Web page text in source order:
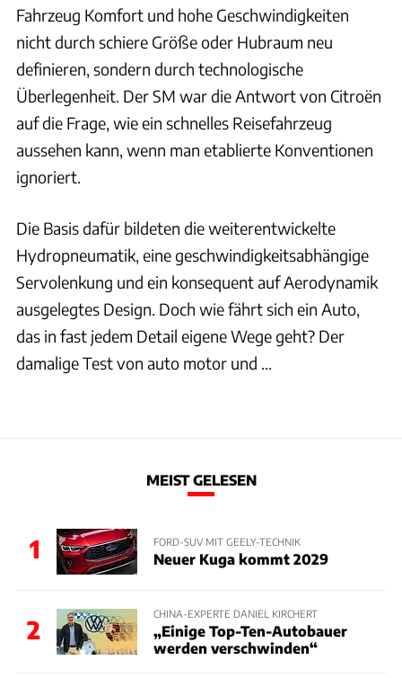
Fahrzeug Komfort und hohe Geschwindigkeiten
nicht durch schiere Größe oder Hubraum neu
definieren, sondern durch technologische
Überlegenheit. Der SM war die Antwort von Citroën
auf die Frage, wie ein schnelles Reisefahrzeug
aussehen kann, wenn man etablierte Konventionen
ignoriert.
Die Basis dafür bildeten die weiterentwickelte
Hydropneumatik, eine geschwindigkeitsabhängige
Servolenkung und ein konsequent auf Aerodynamik
ausgelegtes Design. Doch wie fährt sich ein Auto,
das in fast jedem Detail eigene Wege geht? Der
damalige Test von auto motor und ...
MEIST GELESEN
1 FORD-SUV MIT GEELY-TECHNIK
Neuer Kuga kommt 2029
2
CHINA-EXPERTE DANIEL KIRCHERT
„Einige Top-Ten-Autobauer
werden verschwinden“